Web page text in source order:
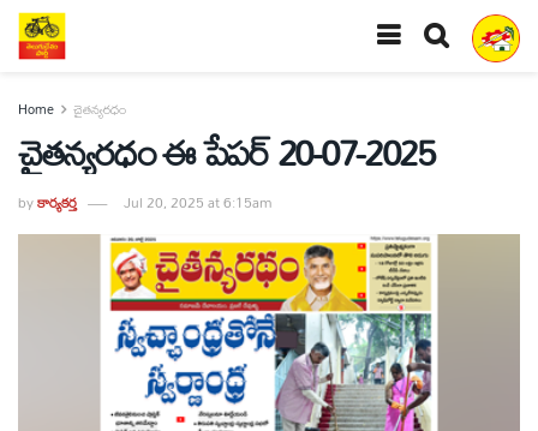
Home చైతన్యరధం
చైతన్యరధం ఈ పేపర్ 20-07-2025
byకార్యకర్త Jul 20, 2025 at 6:15am